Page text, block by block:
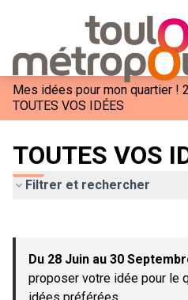
Mes idées pour mon quartier !
TOUTES VOS IDÉES
TOUTES VOS
Filtrer et rechercher
−
Du 28 Juin au 30
proposer votre idée pour le